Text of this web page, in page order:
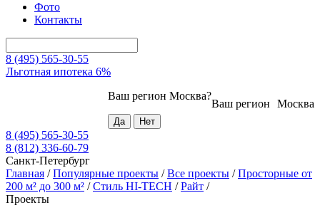
Фото
Контакты
8 (495) 565-30-55
Льготная ипотека 6%
Москва
Ваш регион
Ваш регион Москва?
8 (495) 565-30-55
8 (812) 336-60-79
Санкт-Петербург
Главная /Популярные проекты /Все проекты /Просторные от
200 м² до 300 м² /Стиль HI-TECH /Райт /
Проекты